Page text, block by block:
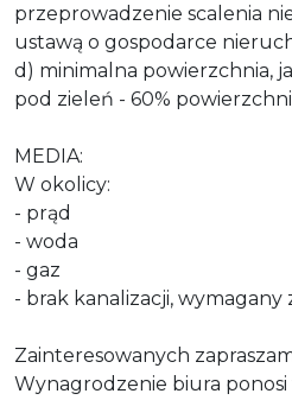
przeprowadzenie scalenia
ustawą o gospodarce
d) minimalna powierzchnia,
pod zieleń - 60% powierzchni
MEDIA:
W okolicy:
- prąd
- woda
- gaz
- brak kanalizacji,
Zainteresowanych
Wynagrodzenie biura